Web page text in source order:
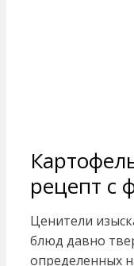
рецепт с
Ценители
блюд давно
определенных